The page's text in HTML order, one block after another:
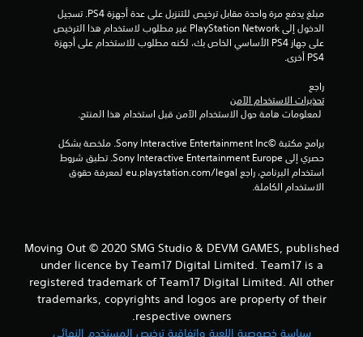
PS4 أخرى.
راجع
تحذيرات الاستخدام الآمن
الاستخدام الكاملة.
Moving Out © 2020 SMG Studio & DEVM GAMES, published
under licence by Team17 Digital Limited. Team17 is a
registered trademark of Team17 Digital Limited. All other
trademarks, copyrights and logos are property of their
respective owners.
سياسة خصوصية اللعبة واتفاقية ترخيص المستخدم النهائي